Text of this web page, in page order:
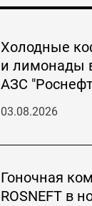
Холодные
и лимонады
АЗС
03.08.2026
Гоночная
ROSNEFT в